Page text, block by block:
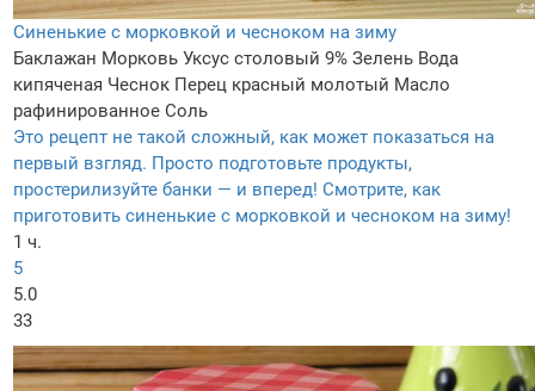
Синенькие с морковкой и чесноком на зиму
Баклажан Морковь Уксус столовый 9% Зелень Вода
кипяченая Чеснок Перец красный молотый Масло
рафинированное Соль
Это рецепт не такой сложный, как может показаться на
первый взгляд. Просто подготовьте продукты,
простерилизуйте банки — и вперед! Смотрите, как
приготовить синенькие с морковкой и чесноком на зиму!
1 ч.
5
5.0
33